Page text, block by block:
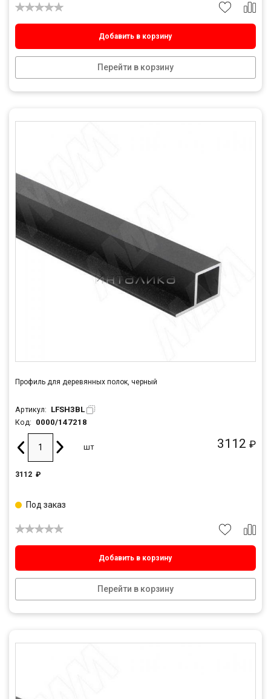
Добавить в корзину
Перейти в корзину
Профиль для деревянных полок, черный
Артикул: LFSH3BL
Код: 0000/147218
3112 ₽
шт
3112 ₽
Добавить в корзину
Перейти в корзину
Под заказ